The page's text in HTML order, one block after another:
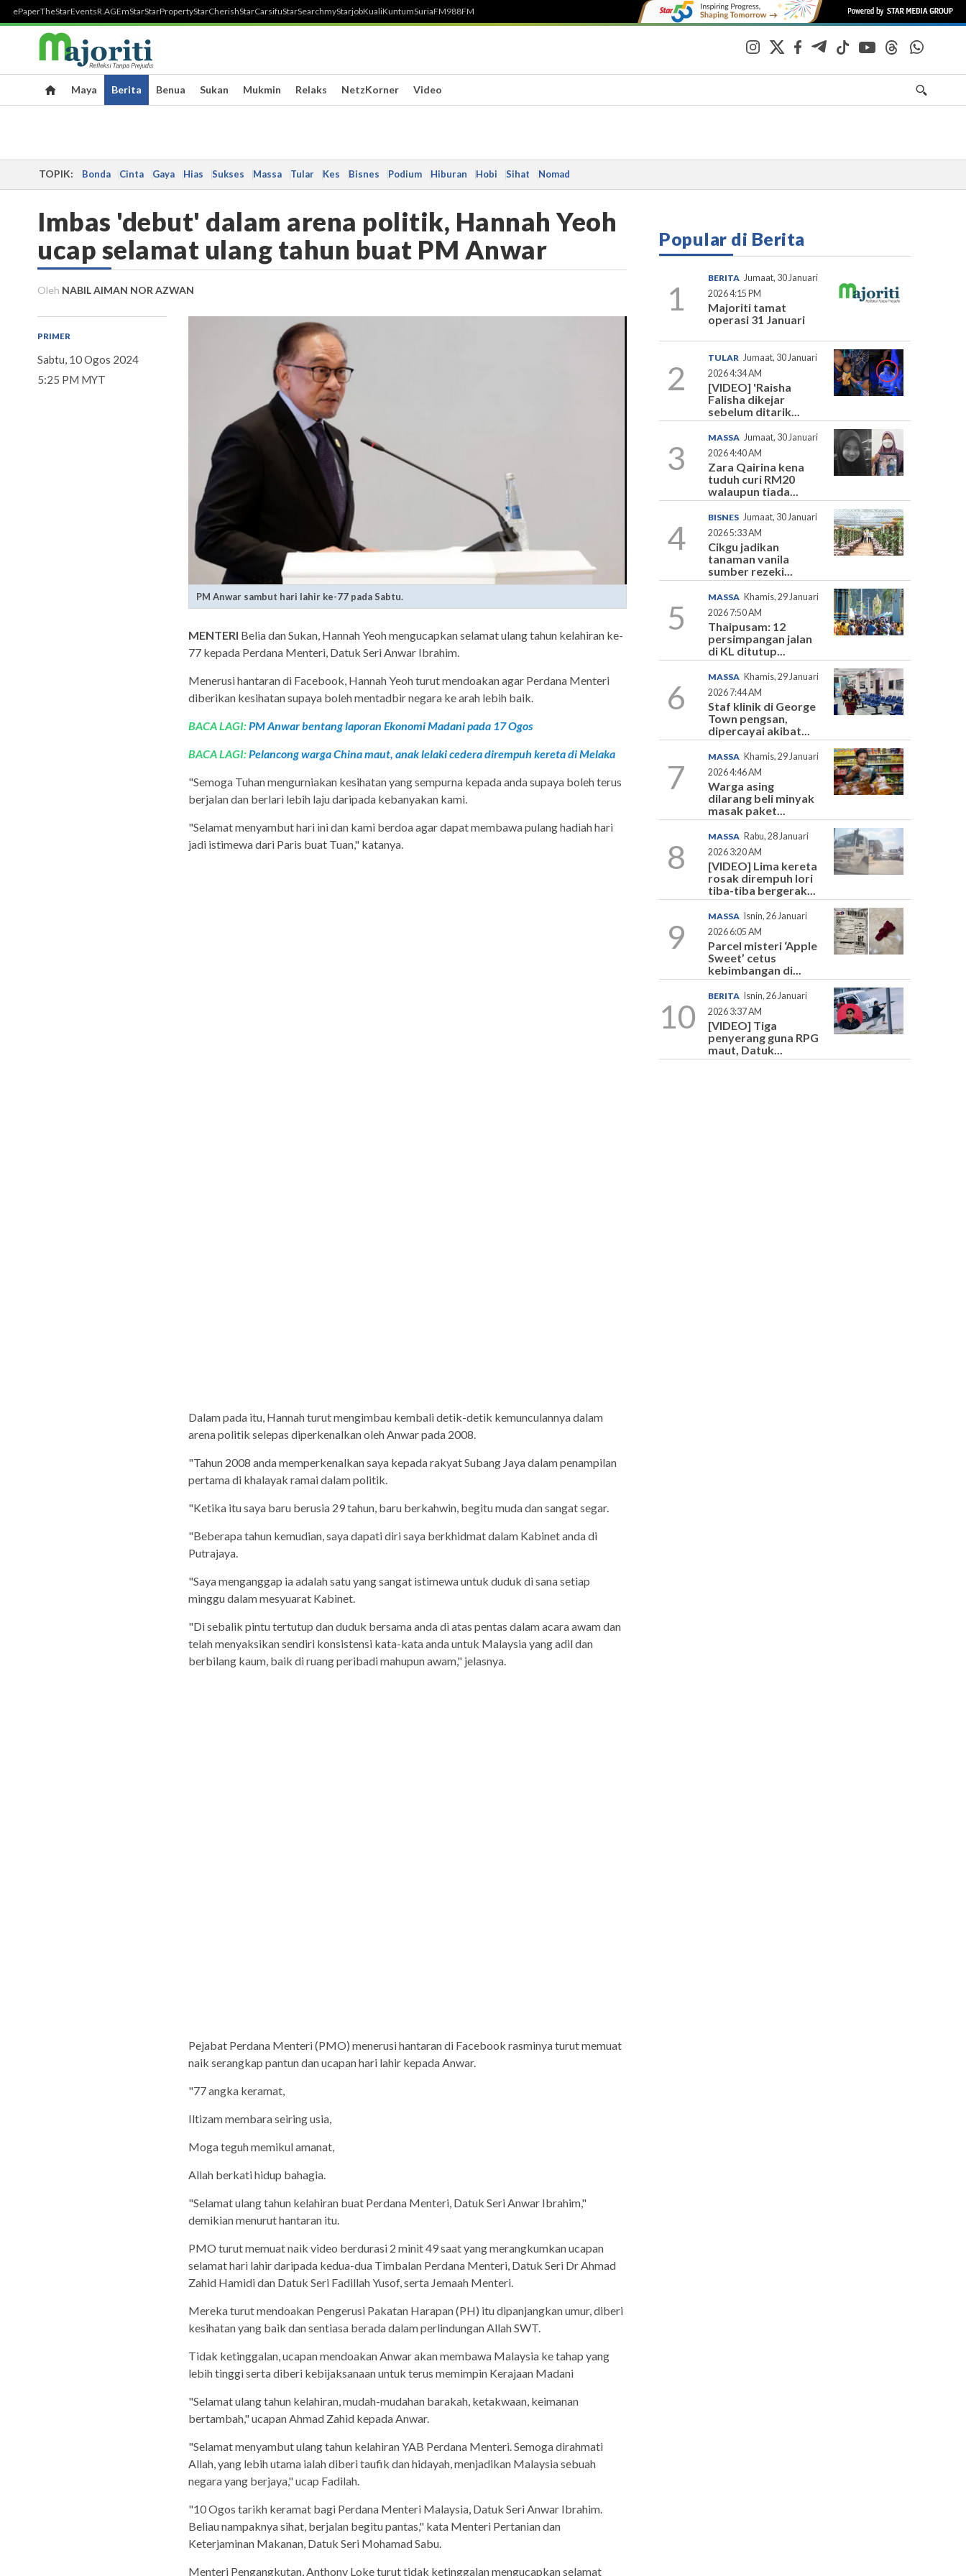
ePaperTheStarEventsR.AGEmStarStarPropertyStarCherishStarCarsifuStarSearchmyStarjobKualiKuntumSuriaFM988FM
Maya Berita Benua Sukan Mukmin Relaks NetzKorner Video
TOPIK: Bonda Cinta Gaya Hias Sukses Massa Tular Kes Bisnes Podium Hiburan Hobi Sihat Nomad
Imbas 'debut' dalam arena politik, Hannah Yeoh
ucap selamat ulang tahun buat PM Anwar
Oleh NABIL AIMAN NOR AZWAN
PRIMER
Sabtu, 10 Ogos 2024
5:25 PM MYT
PM Anwar sambut hari lahir ke-77 pada Sabtu.
MENTERI Belia dan Sukan, Hannah Yeoh mengucapkan selamat ulang tahun kelahiran ke-
77 kepada Perdana Menteri, Datuk Seri Anwar Ibrahim.
Menerusi hantaran di Facebook, Hannah Yeoh turut mendoakan agar Perdana Menteri
diberikan kesihatan supaya boleh mentadbir negara ke arah lebih baik.
BACA LAGI:PM Anwar bentang laporan Ekonomi Madani pada 17 Ogos
BACA LAGI:Pelancong warga China maut, anak lelaki cedera dirempuh kereta di Melaka
"Semoga Tuhan mengurniakan kesihatan yang sempurna kepada anda supaya boleh terus
berjalan dan berlari lebih laju daripada kebanyakan kami.
"Selamat menyambut hari ini dan kami berdoa agar dapat membawa pulang hadiah hari
jadi istimewa dari Paris buat Tuan," katanya.
Dalam pada itu, Hannah turut mengimbau kembali detik-detik kemunculannya dalam
arena politik selepas diperkenalkan oleh Anwar pada 2008.
"Tahun 2008 anda memperkenalkan saya kepada rakyat Subang Jaya dalam penampilan
pertama di khalayak ramai dalam politik.
"Ketika itu saya baru berusia 29 tahun, baru berkahwin, begitu muda dan sangat segar.
"Beberapa tahun kemudian, saya dapati diri saya berkhidmat dalam Kabinet anda di
Putrajaya.
"Saya menganggap ia adalah satu yang sangat istimewa untuk duduk di sana setiap
minggu dalam mesyuarat Kabinet.
"Di sebalik pintu tertutup dan duduk bersama anda di atas pentas dalam acara awam dan
telah menyaksikan sendiri konsistensi kata-kata anda untuk Malaysia yang adil dan
berbilang kaum, baik di ruang peribadi mahupun awam," jelasnya.
Pejabat Perdana Menteri (PMO) menerusi hantaran di Facebook rasminya turut memuat
naik serangkap pantun dan ucapan hari lahir kepada Anwar.
"77 angka keramat,
Iltizam membara seiring usia,
Moga teguh memikul amanat,
Allah berkati hidup bahagia.
"Selamat ulang tahun kelahiran buat Perdana Menteri, Datuk Seri Anwar Ibrahim,"
demikian menurut hantaran itu.
PMO turut memuat naik video berdurasi 2 minit 49 saat yang merangkumkan ucapan
selamat hari lahir daripada kedua-dua Timbalan Perdana Menteri, Datuk Seri Dr Ahmad
Zahid Hamidi dan Datuk Seri Fadillah Yusof, serta Jemaah Menteri.
Mereka turut mendoakan Pengerusi Pakatan Harapan (PH) itu dipanjangkan umur, diberi
kesihatan yang baik dan sentiasa berada dalam perlindungan Allah SWT.
Tidak ketinggalan, ucapan mendoakan Anwar akan membawa Malaysia ke tahap yang
lebih tinggi serta diberi kebijaksanaan untuk terus memimpin Kerajaan Madani
"Selamat ulang tahun kelahiran, mudah-mudahan barakah, ketakwaan, keimanan
bertambah," ucapan Ahmad Zahid kepada Anwar.
"Selamat menyambut ulang tahun kelahiran YAB Perdana Menteri. Semoga dirahmati
Allah, yang lebih utama ialah diberi taufik dan hidayah, menjadikan Malaysia sebuah
negara yang berjaya," ucap Fadilah.
"10 Ogos tarikh keramat bagi Perdana Menteri Malaysia, Datuk Seri Anwar Ibrahim.
Beliau nampaknya sihat, berjalan begitu pantas," kata Menteri Pertanian dan
Keterjaminan Makanan, Datuk Seri Mohamad Sabu.
Menteri Pengangkutan, Anthony Loke turut tidak ketinggalan mengucapkan selamat
Popular di Berita
1
BERITA Jumaat, 30 Januari
2026 4:15 PM
Majoriti tamat
operasi 31 Januari
2
TULAR Jumaat, 30 Januari
2026 4:34 AM
[VIDEO] 'Raisha
Falisha dikejar
sebelum ditarik...
3
MASSA Jumaat, 30 Januari
2026 4:40 AM
Zara Qairina kena
tuduh curi RM20
walaupun tiada...
4
BISNES Jumaat, 30 Januari
2026 5:33 AM
Cikgu jadikan
tanaman vanila
sumber rezeki...
5
MASSA Khamis, 29 Januari
2026 7:50 AM
Thaipusam: 12
persimpangan jalan
di KL ditutup...
6
MASSA Khamis, 29 Januari
2026 7:44 AM
Staf klinik di George
Town pengsan,
dipercayai akibat...
7
MASSA Khamis, 29 Januari
2026 4:46 AM
Warga asing
dilarang beli minyak
masak paket...
8
MASSA Rabu, 28 Januari
2026 3:20 AM
[VIDEO] Lima kereta
rosak dirempuh lori
tiba-tiba bergerak...
9
MASSA
Isnin, 26 Januari
2026 6:05 AM
Parcel misteri ‘Apple
Sweet’ cetus
kebimbangan di...
10
BERITA
Isnin, 26 Januari
2026 3:37 AM
[VIDEO] Tiga
penyerang guna RPG
maut, Datuk...